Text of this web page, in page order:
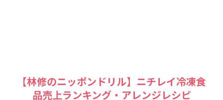
【林修のニッポンドリル】ニチレイ冷凍食
品売上ランキング・アレンジレシピ